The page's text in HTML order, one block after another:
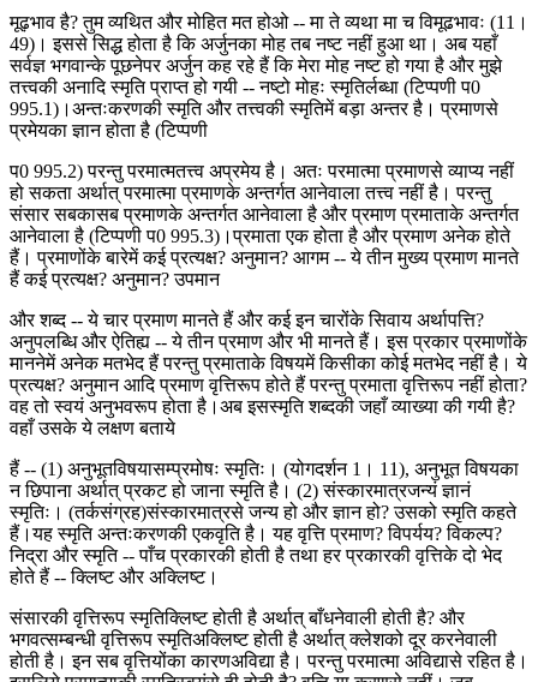
मूढ़भाव है? तुम व्यथित और मोहित मत होओ -- मा ते व्यथा मा च विमूढभावः (11।
49)। इससे सिद्ध होता है कि अर्जुनका मोह तब नष्ट नहीं हुआ था। अब यहाँ
सर्वज्ञ भगवान्के पूछनेपर अर्जुन कह रहे हैं कि मेरा मोह नष्ट हो गया है और मुझे
तत्त्वकी अनादि स्मृति प्राप्त हो गयी -- नष्टो मोहः स्मृतिर्लब्धा (टिप्पणी प0
995.1)।अन्तःकरणकी स्मृति और तत्त्वकी स्मृतिमें बड़ा अन्तर है। प्रमाणसे
प्रमेयका ज्ञान होता है (टिप्पणी
प0 995.2) परन्तु परमात्मतत्त्व अप्रमेय है। अतः परमात्मा प्रमाणसे व्याप्य नहीं
हो सकता अर्थात् परमात्मा प्रमाणके अन्तर्गत आनेवाला तत्त्व नहीं है। परन्तु
संसार सबकासब प्रमाणके अन्तर्गत आनेवाला है और प्रमाण प्रमाताके अन्तर्गत
आनेवाला है (टिप्पणी प0 995.3)।प्रमाता एक होता है और प्रमाण अनेक होते
हैं। प्रमाणोंके बारेमें कई प्रत्यक्ष? अनुमान? आगम -- ये तीन मुख्य प्रमाण मानते
हैं कई प्रत्यक्ष? अनुमान? उपमान
और शब्द -- ये चार प्रमाण मानते हैं और कई इन चारोंके सिवाय अर्थापत्ति?
अनुपलब्धि और ऐतिह्य -- ये तीन प्रमाण और भी मानते हैं। इस प्रकार प्रमाणोंके
माननेमें अनेक मतभेद हैं परन्तु प्रमाताके विषयमें किसीका कोई मतभेद नहीं है। ये
प्रत्यक्ष? अनुमान आदि प्रमाण वृत्तिरूप होते हैं परन्तु प्रमाता वृत्तिरूप नहीं होता?
वह तो स्वयं अनुभवरूप होता है।अब इसस्मृति शब्दकी जहाँ व्याख्या की गयी है?
वहाँ उसके ये लक्षण बताये
हैं -- (1) अनुभूतविषयासम्प्रमोषः स्मृतिः। (योगदर्शन 1। 11), अनुभूत विषयका
न छिपाना अर्थात् प्रकट हो जाना स्मृति है। (2) संस्कारमात्रजन्यं ज्ञानं
स्मृतिः। (तर्कसंग्रह)संस्कारमात्रसे जन्य हो और ज्ञान हो? उसको स्मृति कहते
हैं।यह स्मृति अन्तःकरणकी एकवृति है। यह वृत्ति प्रमाण? विपर्यय? विकल्प?
निद्रा और स्मृति -- पाँच प्रकारकी होती है तथा हर प्रकारकी वृत्तिके दो भेद
होते हैं -- क्लिष्ट और अक्लिष्ट।
संसारकी वृत्तिरूप स्मृतिक्लिष्ट होती है अर्थात् बाँधनेवाली होती है? और
भगवत्सम्बन्धी वृत्तिरूप स्मृतिअक्लिष्ट होती है अर्थात् क्लेशको दूर करनेवाली
होती है। इन सब वृत्तियोंका कारणअविद्या है। परन्तु परमात्मा अविद्यासे रहित है।